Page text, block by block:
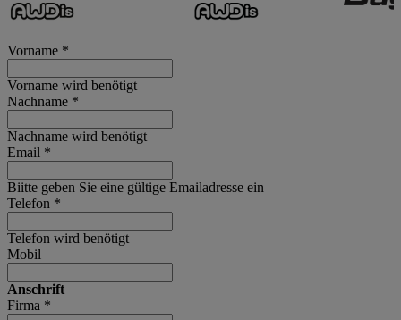
Vorname *
Vorname wird benötigt
Nachname *
Nachname wird benötigt
Email *
Biitte geben Sie eine gültige Emailadresse ein
Telefon *
Telefon wird benötigt
Mobil
Anschrift
Firma *